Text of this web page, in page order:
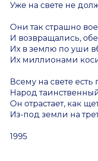
Уже на свете не
Они так страшно
И возвращались,
Их в землю по уши
Их миллионами
Всему на свете есть
Народ
Он отрастает, как
Из-под земли на
1995